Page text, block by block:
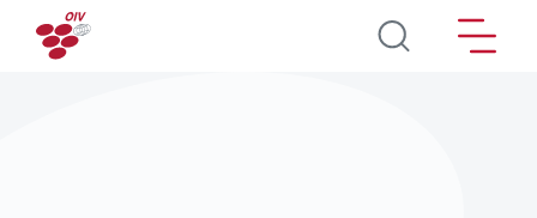
Aller au contenu principal